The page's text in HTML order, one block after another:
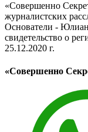
«Совершенно
журналистских
Основатели -
свидетельство о
25.12.2020 г.
«Совершенно